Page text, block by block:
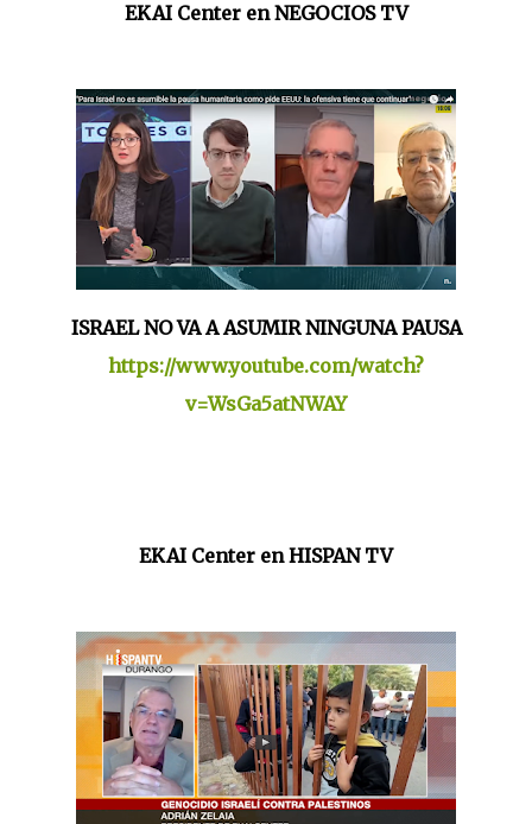
EKAI Center en NEGOCIOS TV
ISRAEL NO VA A ASUMIR NINGUNA PAUSA
https://www.youtube.com/watch?
v=WsGa5atNWAY
EKAI Center en HISPAN TV